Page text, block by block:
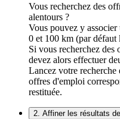
Vous recherchez des
alentours ?
Vous pouvez y
0 et 100 km (par défaut
Si vous recherchez des
devez alors effectuer
Lancez votre
offres d'emploi
restituée.
2. Affiner les résultats